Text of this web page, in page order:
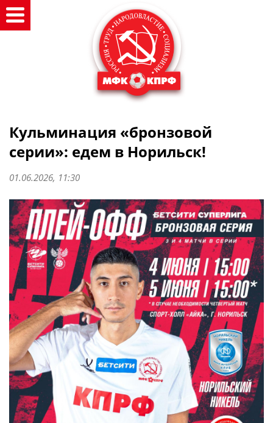
Кульминация «бронзовой
серии»: едем в Норильск!
01.06.2026, 11:30